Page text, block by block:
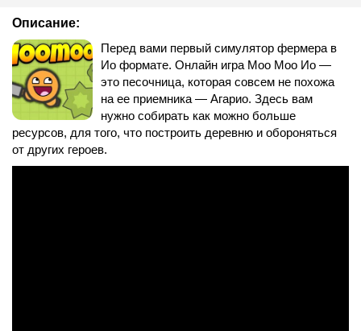
Описание:
Перед вами первый симулятор фермера в
Ио формате. Онлайн игра Моо Моо Ио —
это песочница, которая совсем не похожа
на ее приемника — Агарио. Здесь вам
нужно собирать как можно больше
ресурсов, для того, что построить деревню и обороняться
от других героев.